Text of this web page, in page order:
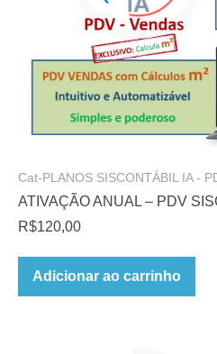
Cat-PLANOS SISCONTÁBIL IA -
ATIVAÇÃO ANUAL – PDV
R$120,00
Adicionar ao carrinho